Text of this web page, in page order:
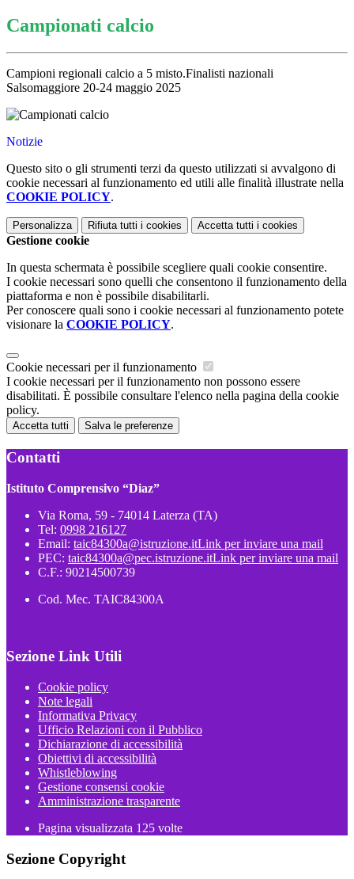
Campionati calcio
Campioni regionali calcio a 5 misto.Finalisti nazionali
Salsomaggiore 20-24 maggio 2025
Notizie
Questo sito o gli strumenti terzi da questo utilizzati si avvalgono di
cookie necessari al funzionamento ed utili alle finalità illustrate nella
COOKIE POLICY.
Personalizza Rifiuta tutti i cookies Accetta tutti i cookies
Gestione cookie
In questa schermata è possibile scegliere quali cookie consentire.
I cookie necessari sono quelli che consentono il funzionamento della
piattaforma e non è possibile disabilitarli.
Per conoscere quali sono i cookie necessari al funzionamento potete
visionare la COOKIE POLICY.
Cookie necessari per il funzionamento
I cookie necessari per il funzionamento non possono essere
disabilitati. È possibile consultare l'elenco nella pagina della cookie
policy.
Accetta tutti Salva le preferenze
Contatti
Istituto Comprensivo “Diaz”
Via Roma, 59 - 74014 Laterza (TA)
Tel: 0998 216127
Email: taic84300a@istruzione.itLink per inviare una mail
PEC: taic84300a@pec.istruzione.itLink per inviare una mail
C.F.: 90214500739
Cod. Mec. TAIC84300A
Sezione Link Utili
Cookie policy
Note legali
Informativa Privacy
Ufficio Relazioni con il Pubblico
Dichiarazione di accessibilità
Obiettivi di accessibilità
Whistleblowing
Gestione consensi cookie
Amministrazione trasparente
Pagina visualizzata 125 volte
Sezione Copyright